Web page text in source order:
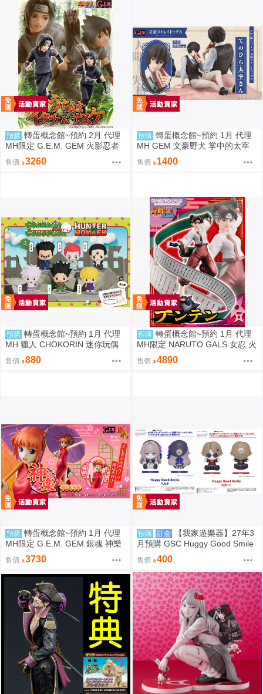
預購 轉蛋概念館~預約 2月 代理
MH限定 G.E.M. GEM 火影忍者
疾風傳 宇智波鼬 & 宇智波佐助
再版
售價 3260
預購 轉蛋概念館~預約 1月 代理
MH GEM 文豪野犬 掌中的太宰
太宰治 免訂金
售價 1400
預購 轉蛋概念館~預約 1月 代理
MH 獵人 CHOKORIN 迷你玩偶
收藏集 第1彈 中盒6入 免訂金
售價 880
預購 轉蛋概念館~預約 1月 代理
MH限定 NARUTO GALS 女忍 火
影忍者疾風傳 天天 再版 免訂金
售價 4890
預購 轉蛋概念館~預約 1月 代理
MH限定 G.E.M. GEM 銀魂 神樂
限定復刻版 免訂金
售價 3730
預購 訂金
【我家遊樂器】27年3
月預購 GSC Huggy Good Smile
崩壞：星穹鐵道 黑塔 斯科特 2款
可選
售價 400